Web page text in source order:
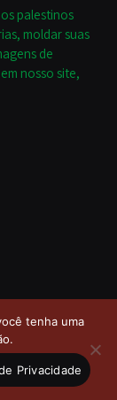
tenha uma
Privacidade